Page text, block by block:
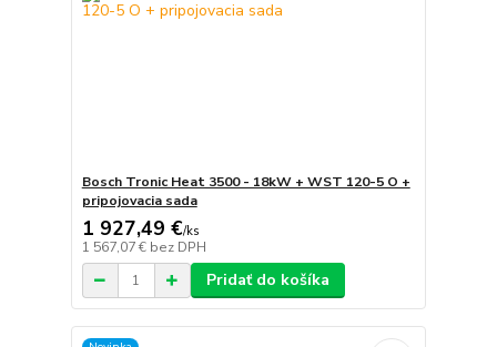
Bosch Tronic Heat 3500 - 18kW + WST 120-5 O +
pripojovacia sada
1 927,49 €/ks
1 567,07 € bez DPH
Pridať do košíka